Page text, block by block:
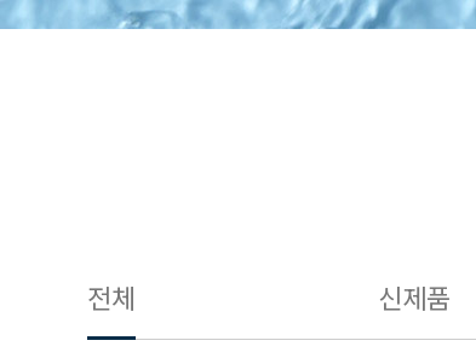
전체 신제품